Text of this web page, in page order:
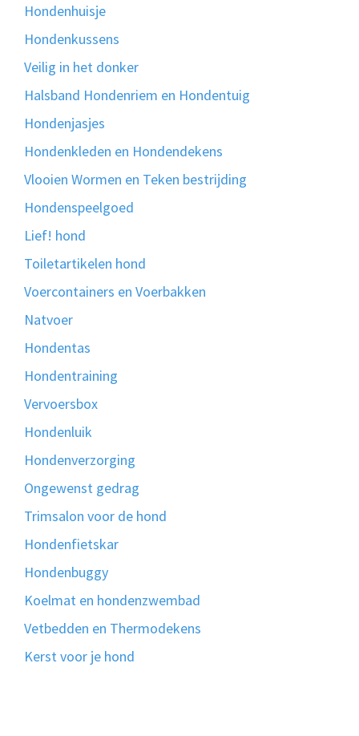
Hondenhuisje
Hondenkussens
Veilig in het donker
Halsband Hondenriem en Hondentuig
Hondenjasjes
Hondenkleden en Hondendekens
Vlooien Wormen en Teken bestrijding
Hondenspeelgoed
Lief! hond
Toiletartikelen hond
Voercontainers en Voerbakken
Natvoer
Hondentas
Hondentraining
Vervoersbox
Hondenluik
Hondenverzorging
Ongewenst gedrag
Trimsalon voor de hond
Hondenfietskar
Hondenbuggy
Koelmat en hondenzwembad
Vetbedden en Thermodekens
Kerst voor je hond